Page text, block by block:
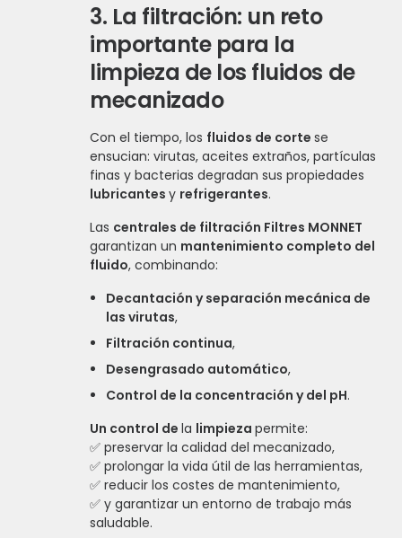
3. La filtración: un reto
importante para la
limpieza de los fluidos de
mecanizado
Con el tiempo, los fluidos de cortese
ensucian: virutas, aceites extraños, partículas
finas y bacterias degradan sus propiedades
lubricantesy refrigerantes.
Las centrales de filtración Filtres MONNET
garantizan un mantenimiento completo del
fluido, combinando:
Decantación y separación mecánica de
las virutas,
Filtración continua,
Desengrasado automático,
Control de la concentración y del pH.
Un control dela limpiezapermite:
✅ preservar la calidad del mecanizado,
✅ prolongar la vida útil de las herramientas,
✅ reducir los costes de mantenimiento,
✅ y garantizar un entorno de trabajo más
saludable.